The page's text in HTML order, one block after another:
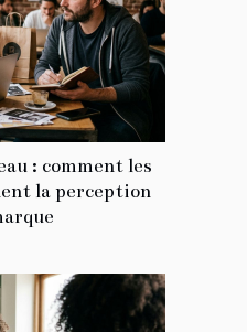
: comment les
la perception